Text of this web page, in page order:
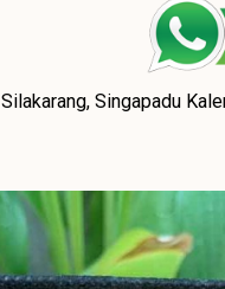
Silakarang, Singapadu